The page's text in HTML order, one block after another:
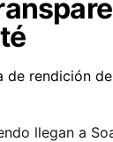
llegan a